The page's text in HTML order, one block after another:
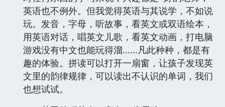
英语也不例外。但我觉得英语与其说学，不如说
玩。发音，字母，听故事，看英文或双语绘本，
用英语对话，唱英文儿歌，看英文动画，打电脑
游戏没有中文也能玩得溜......凡此种种，都是有
趣的体验。拼读可以打开一扇窗，让孩子发现英
文里的韵律规律，可以读出不认识的单词，我们
也想试试。